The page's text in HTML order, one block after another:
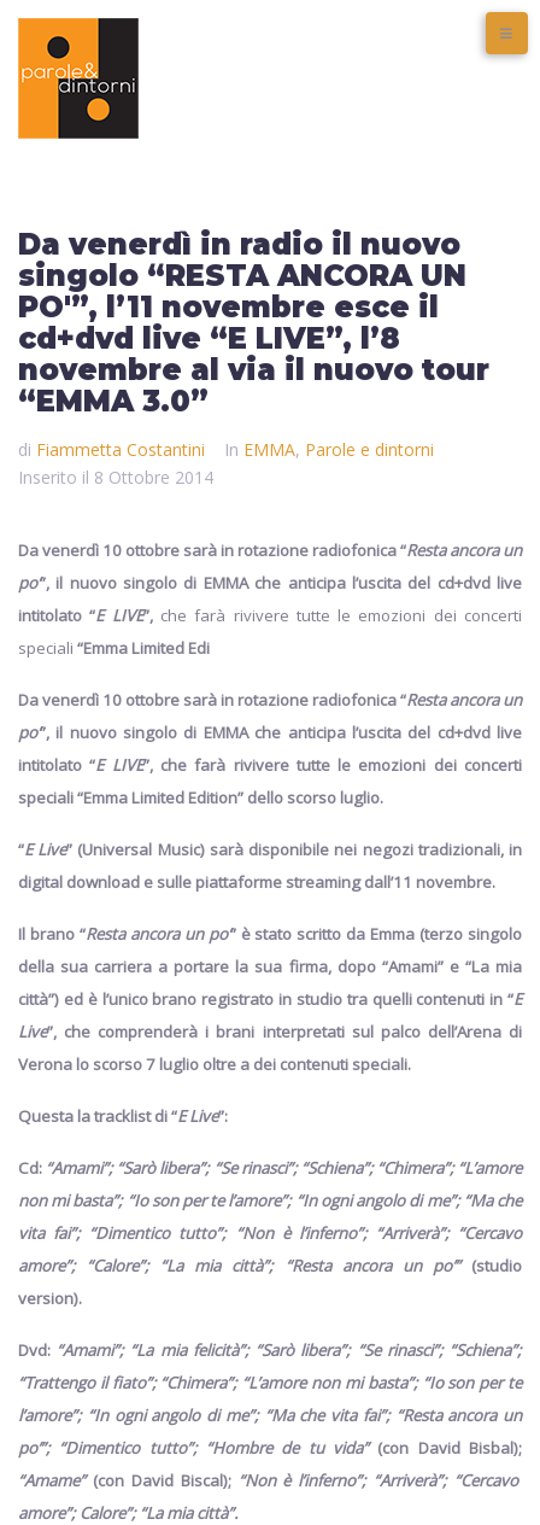
Da venerdì in radio il nuovo
singolo “RESTA ANCORA UN
PO'”, l’11 novembre esce il
cd+dvd live “E LIVE”, l’8
novembre al via il nuovo tour
“EMMA 3.0”
di Fiammetta Costantini In EMMA, Parole e dintorni
Inserito il 8 Ottobre 2014
Da venerdì 10 ottobre sarà in rotazione radiofonica “Resta ancora un
po’”, il nuovo singolo di EMMA che anticipa l’uscita del cd+dvd live
intitolato “E LIVE”,che farà rivivere tutte le emozioni dei concerti
speciali “Emma Limited Edi
Da venerdì 10 ottobre sarà in rotazione radiofonica “Resta ancora un
po’”, il nuovo singolo di EMMA che anticipa l’uscita del cd+dvd live
intitolato “E LIVE”,che farà rivivere tutte le emozioni dei concerti
speciali“Emma Limited Edition” dello scorso luglio.
“E Live” (Universal Music) sarà disponibile nei negozi tradizionali, in
digital download e sulle piattaforme streaming dall’11 novembre.
Il brano “Resta ancora un po’” è stato scritto da Emma (terzo singolo
della sua carriera a portare la sua firma, dopo “Amami” e “La mia
città”) ed èl’unico brano registrato in studio tra quelli contenuti in “E
Live”, che comprenderà i brani interpretati sul palco dell’Arena di
Verona lo scorso 7 luglio oltre a dei contenuti speciali.
Questa la tracklist di “E Live”:
Cd: “Amami”; “Sarò libera”; “Se rinasci”; “Schiena”; “Chimera”; “L’amore
non mi basta”; “Io son per te l’amore”; “In ogni angolo di me”; “Ma che
vita fai”; “Dimentico tutto”; “Non è l’inferno”; “Arriverà”; “Cercavo
amore”; “Calore”; “La mia città”; “Resta ancora un po’”(studio
version).
Dvd: “Amami”; “La mia felicità”; “Sarò libera”; “Se rinasci”; “Schiena”;
“Trattengo il fiato”; “Chimera”; “L’amore non mi basta”; “Io son per te
l’amore”; “In ogni angolo di me”; “Ma che vita fai”; “Resta ancora un
po’”; “Dimentico tutto”; “Hombre de tu vida” (con David Bisbal);
“Amame” (con David Biscal);“Non è l’inferno”; “Arriverà”; “Cercavo
amore”; Calore”; “La mia città”.